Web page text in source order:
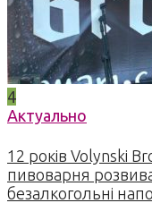
4
Актуально
12 років Volynski
пивоварня
безалкогольні